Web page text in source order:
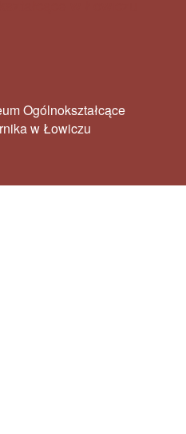
Ogólnokształcące
w Łowiczu